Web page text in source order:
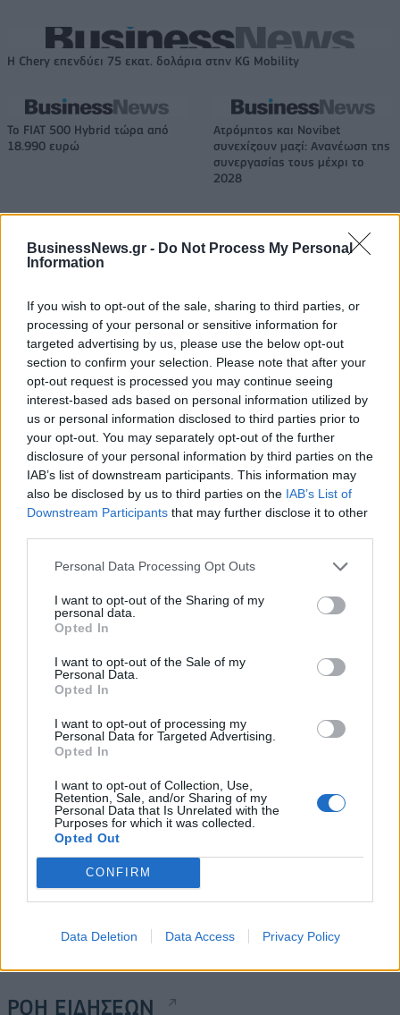
BusinessNews.gr - Do Not Process My Personal
Information
If you wish to opt-out of the sale, sharing to third parties, or
processing of your personal or sensitive information for
targeted advertising by us, please use the below opt-out
section to confirm your selection. Please note that after your
opt-out request is processed you may continue seeing
interest-based ads based on personal information utilized by
us or personal information disclosed to third parties prior to
your opt-out. You may separately opt-out of the further
disclosure of your personal information by third parties on the
IAB’s list of downstream participants. This information may
also be disclosed by us to third parties on the IAB’s List of
Downstream Participants that may further disclose it to other
Personal Data Processing Opt Outs
I want to opt-out of the Sharing of my
personal data.
Opted In
I want to opt-out of the Sale of my
Personal Data.
Opted In
I want to opt-out of processing my
Personal Data for Targeted Advertising.
Opted In
I want to opt-out of Collection, Use,
Retention, Sale, and/or Sharing of my
Personal Data that Is Unrelated with the
Purposes for which it was collected.
Opted Out
CONFIRM
Data Deletion Data Access Privacy Policy
Η Chery επενδύει 75 εκατ. δολάρια στην KG Mobility
Το FIAT 500 Hybrid τώρα από
18.990 ευρώ
Ατρόμητος και Novibet
συνεχίζουν μαζί: Ανανέωση της
συνεργασίας τους μέχρι το
2028
18η συνεχόμενη χρονιά για τον ΟΤΕ στη διεθνή σειρά δεικτών
FTSE4Good
Alpha Bank: Για πρώτη φορά το Αρχαίο Θέατρο Επιδαύρου άνοιξε τις
πύλες του σε όλους
ΠΕΡΙΣΣΌΤΕΡΑ ΣΕ ΑΥΤΉ ΤΗΝ ΚΑΤΗΓΟΡΊΑ
Άνοδος στις αποδόσεις
ευρωζώνης και
υποχώρηση του ευρώ,
στον απόηχο των
ευρωεκλογών
10/06/2024 - 18:56
Δευτέρας - Μεγάλη πτώση
ΡΟΗ ΕΙΔΗΣΕΩΝ